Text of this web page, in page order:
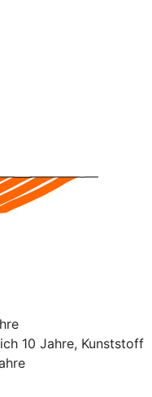
10 Jahre, Kunststoff